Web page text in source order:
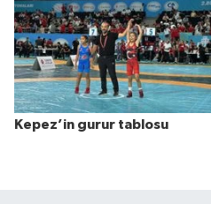
Kepez’in gurur tablosu